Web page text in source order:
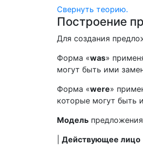
Свернуть теорию.
Построение
Для создания
Форма «was»
могут быть ими
Форма «were»
которые могут быть
Модель предложения
Действующее лицо